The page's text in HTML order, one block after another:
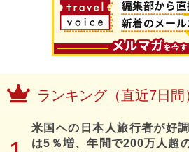
ランキング（直近7日間
米国への日本人旅行者が好
は5％増、年間で200万人超